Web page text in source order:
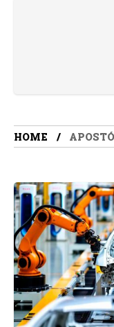
HOME APOSTÓ